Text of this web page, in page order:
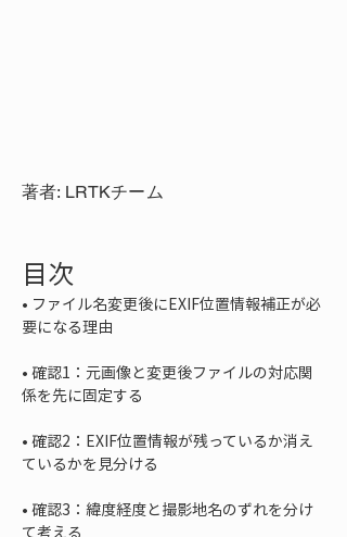
著者: LRTKチーム
目次
• ファイル名変更後にEXIF位置情報補正が必
• 確認1：元画像と変更後ファイルの対応関
• 確認2：EXIF位置情報が残っているか消え
• 確認3：緯度経度と撮影地名のずれを分け